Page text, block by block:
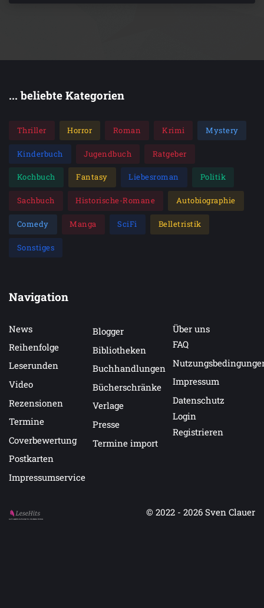
... beliebte Kategorien
Thriller Horror Roman Krimi Mystery
Kinderbuch Jugendbuch Ratgeber
Kochbuch Fantasy Liebesroman Politik
Sachbuch Historische-Romane Autobiographie
Comedy Manga SciFi Belletristik
Sonstiges
Navigation
News
Reihenfolge
Leserunden
Video
Rezensionen
Termine
Coverbewertung
Postkarten
Impressumservice
Blogger
Bibliotheken
Buchhandlungen
Bücherschränke
Verlage
Presse
Termine import
Über uns
FAQ
Impressum
Datenschutz
Login
Registrieren
Auf LeseHits.de findest Du die besten Bücher.
© 2022 - 2026 Sven Clauer